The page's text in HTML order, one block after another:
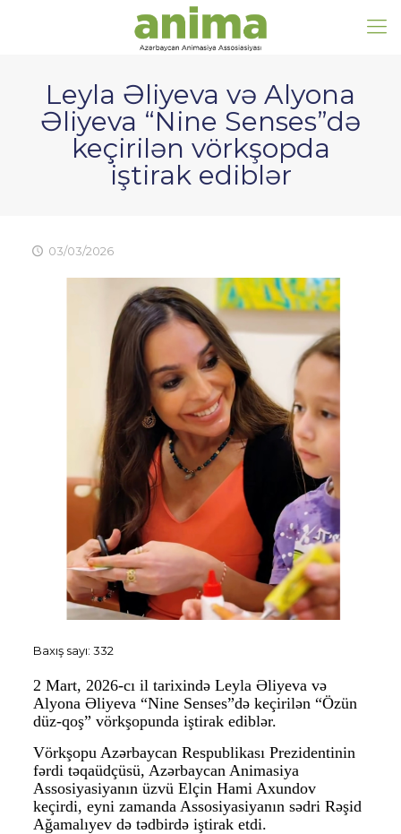
Leyla Əliyeva və Alyona
Əliyeva “Nine Senses”də
keçirilən vörkşopda
iştirak ediblər
03/03/2026
Baxış sayı: 332
2 Mart, 2026-cı il tarixində Leyla Əliyeva və
Alyona Əliyeva “Nine Senses”də keçirilən “Özün
düz-qoş” vörkşopunda iştirak ediblər.
Vörkşopu Azərbaycan Respublikası Prezidentinin
fərdi təqaüdçüsü, Azərbaycan Animasiya
Assosiyasiyanın üzvü Elçin Hami Axundov
keçirdi, eyni zamanda Assosiyasiyanın sədri Rəşid
Ağamalıyev də tədbirdə iştirak etdi.